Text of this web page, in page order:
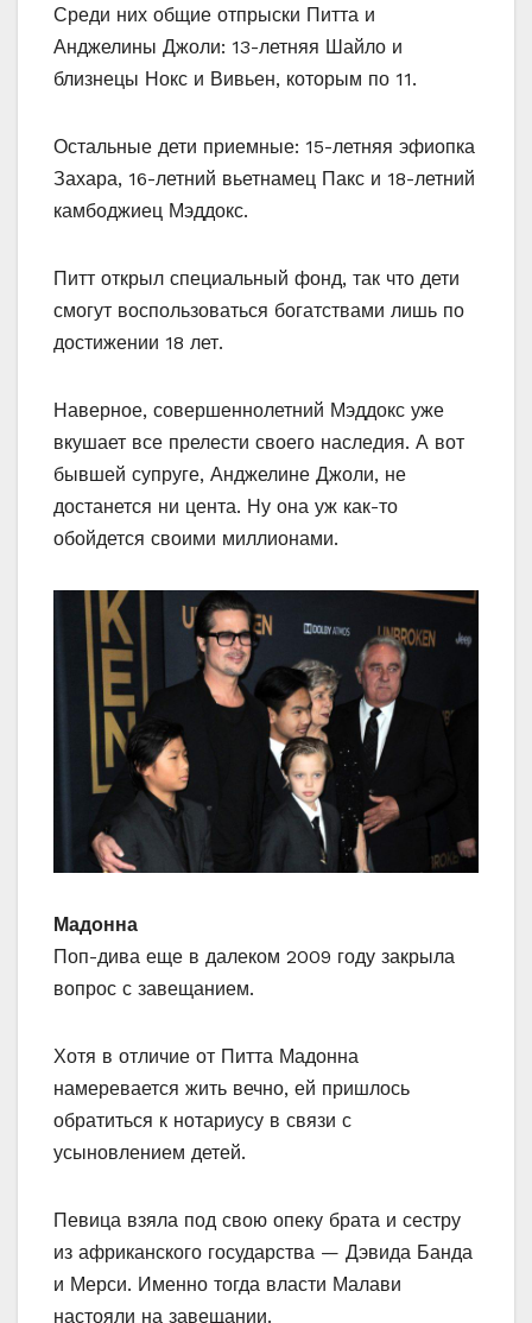
Среди них общие отпрыски Питта и
Анджелины Джоли: 13-летняя Шайло и
близнецы Нокс и Вивьен, которым по 11.
Остальные дети приемные: 15-летняя эфиопка
Захара, 16-летний вьетнамец Пакс и 18-летний
камбоджиец Мэддокс.
Питт открыл специальный фонд, так что дети
смогут воспользоваться богатствами лишь по
достижении 18 лет.
Наверное, совершеннолетний Мэддокс уже
вкушает все прелести своего наследия. А вот
бывшей супруге, Анджелине Джоли, не
достанется ни цента. Ну она уж как-то
обойдется своими миллионами.
Мадонна
Поп-дива еще в далеком 2009 году закрыла
вопрос с завещанием.
Хотя в отличие от Питта Мадонна
намеревается жить вечно, ей пришлось
обратиться к нотариусу в связи с
усыновлением детей.
Певица взяла под свою опеку брата и сестру
из африканского государства — Дэвида Банда
и Мерси. Именно тогда власти Малави
настояли на завещании.